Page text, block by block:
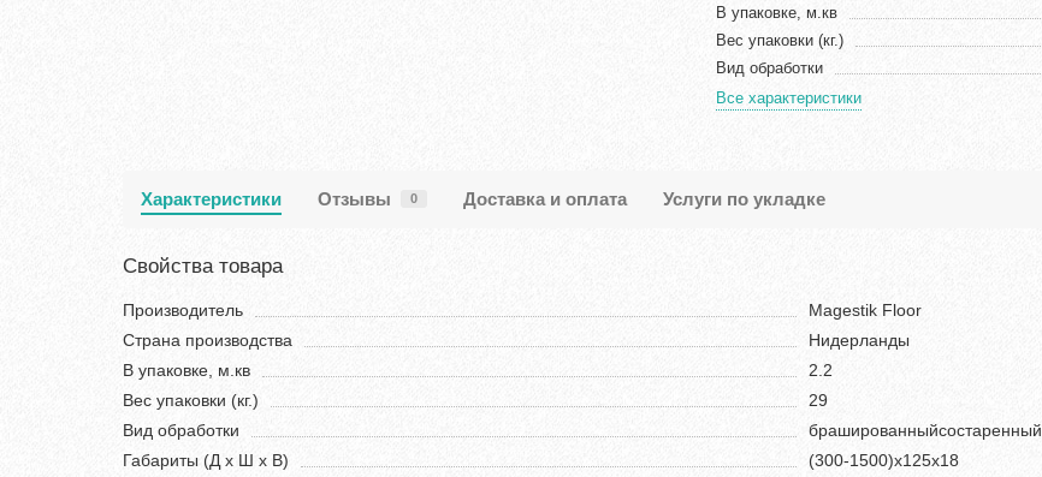
В упаковке, м.кв
Вес упаковки (кг.)
Вид обработки
Все характеристики
Характеристики Отзывы 0 Доставка и оплата Услуги по укладке
Свойства товара
Производитель
Magestik Floor
Страна производства
Нидерланды
В упаковке, м.кв
2.2
Вес упаковки (кг.)
29
Вид обработки
брашированныйсостаренный
Габариты (Д х Ш х В)
(300-1500)х125х18